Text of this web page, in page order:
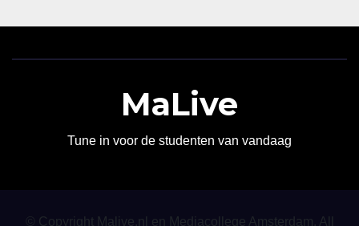
MaLive
Tune in voor de studenten van vandaag
© Copyright Malive.nl en Mediacollege Amsterdam. All